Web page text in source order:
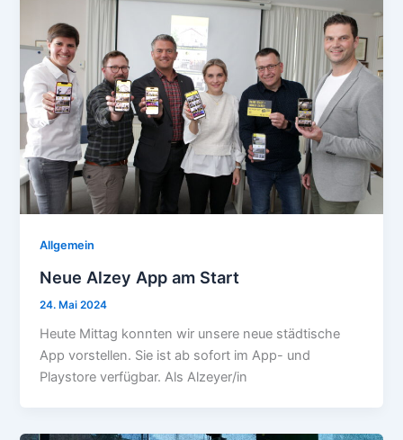
Allgemein
Neue Alzey App am Start
24. Mai 2024
Heute Mittag konnten wir unsere neue städtische
App vorstellen. Sie ist ab sofort im App- und
Playstore verfügbar. Als Alzeyer/in